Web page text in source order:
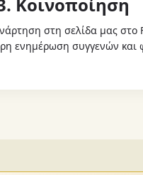
στη σελίδα μας στο
ενημέρωση συγγενών και